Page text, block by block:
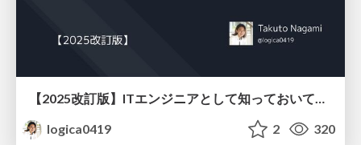
logica0419
2 320